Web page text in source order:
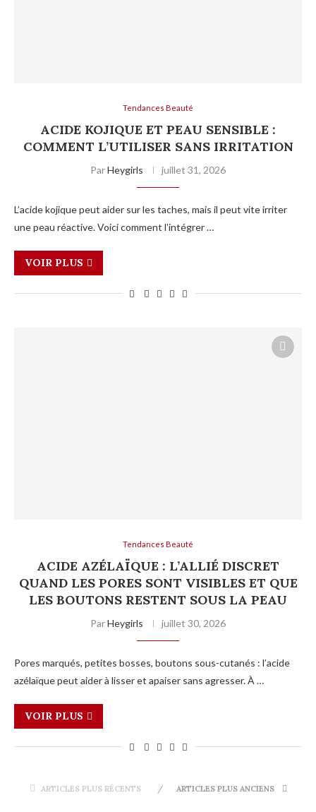
Tendances Beauté
ACIDE KOJIQUE ET PEAU SENSIBLE :
COMMENT L’UTILISER SANS IRRITATION
ParHeygirls juillet 31, 2026
L’acide kojique peut aider sur les taches, mais il peut vite irriter
une peau réactive. Voici comment l’intégrer …
VOIR PLUS
Tendances Beauté
ACIDE AZÉLAÏQUE : L’ALLIÉ DISCRET
QUAND LES PORES SONT VISIBLES ET QUE
LES BOUTONS RESTENT SOUS LA PEAU
ParHeygirls juillet 30, 2026
Pores marqués, petites bosses, boutons sous-cutanés : l’acide
azélaïque peut aider à lisser et apaiser sans agresser. À …
VOIR PLUS
ARTICLES PLUS RÉCENTS ARTICLES PLUS ANCIENS